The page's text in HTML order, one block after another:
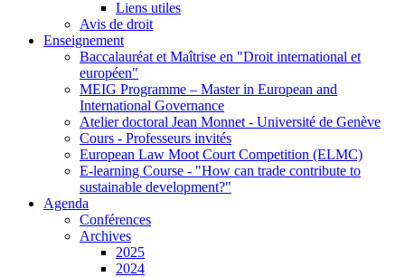
Liens utiles
Avis de droit
Enseignement
Baccalauréat et Maîtrise en "Droit international et
européen"
MEIG Programme – Master in European and
International Governance
Atelier doctoral Jean Monnet - Université de Genève
Cours - Professeurs invités
European Law Moot Court Competition (ELMC)
E-learning Course - "How can trade contribute to
sustainable development?"
Agenda
Conférences
Archives
2025
2024